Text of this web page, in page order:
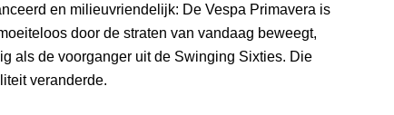
en milieuvriendelijk: De Vespa Primavera is
door de straten van vandaag beweegt,
als de voorganger uit de Swinging Sixties. Die
veranderde.